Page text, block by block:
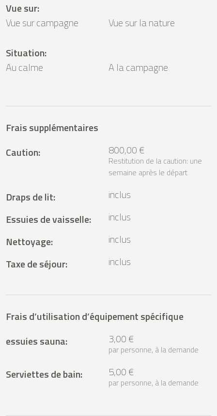
Vue sur:
Vue sur campagne
Vue sur la nature
Situation:
Au calme
A la campagne
Frais supplémentaires
Caution: 800,00 €
Restitution de la caution: une
semaine après le départ
Draps de lit:
inclus
Essuies de vaisselle:
inclus
Nettoyage:
inclus
Taxe de séjour: inclus
Frais d’utilisation d’équipement spécifique
essuies sauna: 3,00 €
par personne, à la demande
Serviettes de bain: 5,00 €
par personne, à la demande